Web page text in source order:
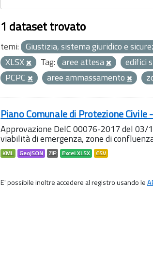
1 dataset trovato
temi: Giustizia, sistema giuridico e
XLSX
Tag: aree attesa edifici
PCPC
aree ammassamento
Piano Comunale di Protezione
Approvazione DelC 00076-2017 del 03/
viabilità di emergenza, zone di
KML GeoJSON ZIP Excel XLSX CSV
E' possibile inoltre accedere al registro usando le